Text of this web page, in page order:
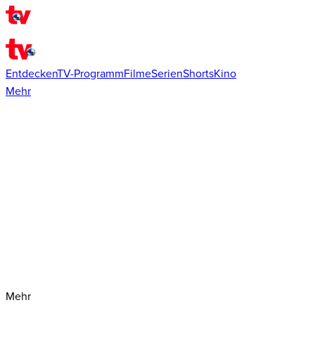
EntdeckenTV-ProgrammFilmeSerienShortsKino
Mehr
Mehr